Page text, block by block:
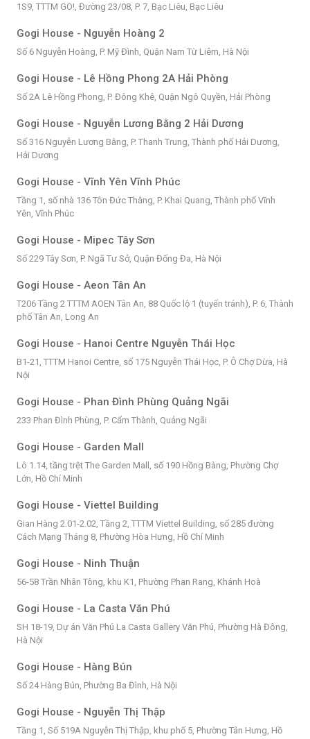
1S9, TTTM GO!, Đường 23/08, P. 7, Bạc Liêu, Bạc Liêu
Gogi House - Nguyễn Hoàng 2
Số 6 Nguyễn Hoàng, P. Mỹ Đình, Quận Nam Từ Liêm, Hà Nội
Gogi House - Lê Hồng Phong 2A Hải Phòng
Số 2A Lê Hồng Phong, P. Đông Khê, Quận Ngô Quyền, Hải Phòng
Gogi House - Nguyễn Lương Bằng 2 Hải Dương
Số 316 Nguyễn Lương Bằng, P. Thanh Trung, Thành phố Hải Dương,
Hải Dương
Gogi House - Vĩnh Yên Vĩnh Phúc
Tầng 1, số nhà 136 Tôn Đức Thắng, P. Khai Quang, Thành phố Vĩnh
Yên, Vĩnh Phúc
Gogi House - Mipec Tây Sơn
Số 229 Tây Sơn, P. Ngã Tư Sở, Quận Đống Đa, Hà Nội
Gogi House - Aeon Tân An
T206 Tầng 2 TTTM AOEN Tân An, 88 Quốc lộ 1 (tuyến tránh), P. 6, Thành
phố Tân An, Long An
Gogi House - Hanoi Centre Nguyễn Thái Học
B1-21, TTTM Hanoi Centre, số 175 Nguyễn Thái Học, P. Ô Chợ Dừa, Hà
Nội
Gogi House - Phan Đình Phùng Quảng Ngãi
233 Phan Đình Phùng, P. Cẩm Thành, Quảng Ngãi
Gogi House - Garden Mall
Lô 1.14, tầng trệt The Garden Mall, số 190 Hồng Bàng, Phường Chợ
Lớn, Hồ Chí Minh
Gogi House - Viettel Building
Gian Hàng 2.01-2.02, Tầng 2, TTTM Viettel Building, số 285 đường
Cách Mạng Tháng 8, Phường Hòa Hưng, Hồ Chí Minh
Gogi House - Ninh Thuận
56-58 Trần Nhân Tông, khu K1, Phường Phan Rang, Khánh Hoà
Gogi House - La Casta Văn Phú
SH 18-19, Dự án Văn Phú La Casta Gallery Văn Phú, Phường Hà Đông,
Hà Nội
Gogi House - Hàng Bún
Số 24 Hàng Bún, Phường Ba Đình, Hà Nội
Gogi House - Nguyễn Thị Thập
Tầng 1, Số 519A Nguyễn Thị Thập, khu phố 5, Phường Tân Hưng, Hồ